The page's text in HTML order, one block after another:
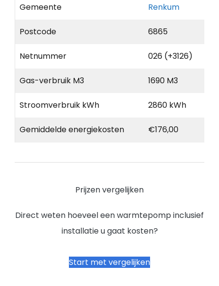
Gemeente Renkum
Postcode 6865
Netnummer 026 (+3126)
Gas-verbruik M3 1690 M3
Stroomverbruik kWh 2860 kWh
Gemiddelde energiekosten €176,00
Prijzen vergelijken
Direct weten hoeveel een warmtepomp inclusief
installatie u gaat kosten?
Start met vergelijken